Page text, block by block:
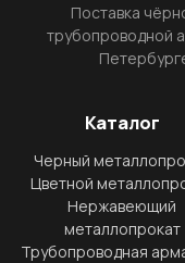
Поставка
трубопроводной
Каталог
Черный
Цветной
Нержавеющий
металлопрокат
Трубопроводная